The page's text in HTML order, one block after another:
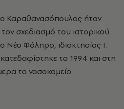
ο Καραθανασόπουλος ήταν
σχεδιασμό του ιστορικού
Νέο Φάληρο, ιδιοκτησίας Ι.
το 1994 και στη
το νοσοκομείο